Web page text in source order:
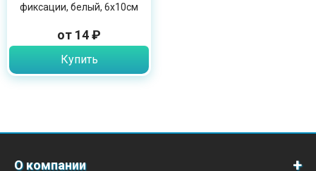
фиксации, белый, 6х10см
от 14 ₽
Купить
О компании